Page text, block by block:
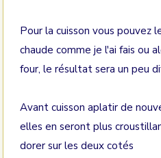
Pour la cuisson vous pouvez
chaude comme je l'ai fais ou
four, le résultat sera un peu
Avant cuisson aplatir de
elles en seront plus
dorer sur les deux cotés